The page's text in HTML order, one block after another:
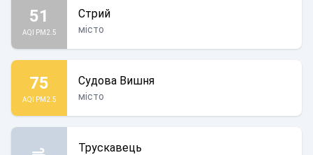
51
AQI PM2.5
Стрий
місто
75
AQI PM2.5
Судова Вишня
місто
Трускавець